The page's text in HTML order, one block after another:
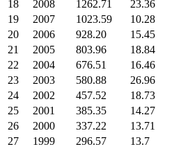
18
2008 1262.71
23.36
19
2007 1023.59
10.28
20
2006 928.20
15.45
21
2005 803.96
18.84
22
2004 676.51
16.46
23
2003 580.88
26.96
24
2002 457.52
18.73
25
2001 385.35
14.27
26
2000 337.22
13.71
27
1999 296.57
13.7